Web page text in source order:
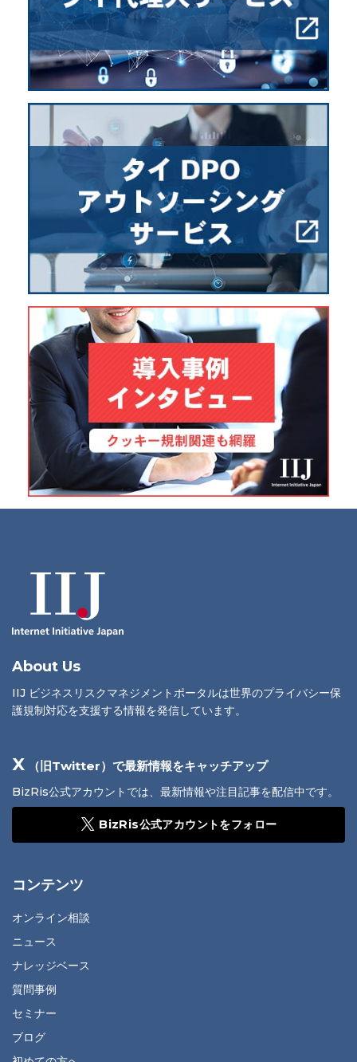
About Us
IIJ ビジネスリスクマネジメントポータルは世界のプライバシー保
護規制対応を支援する情報を発信しています。
X （旧Twitter）で最新情報をキャッチアップ
BizRis公式アカウントでは、最新情報や注目記事を配信中です。
BizRis公式アカウントをフォロー
コンテンツ
オンライン相談
ニュース
ナレッジベース
質問事例
セミナー
ブログ